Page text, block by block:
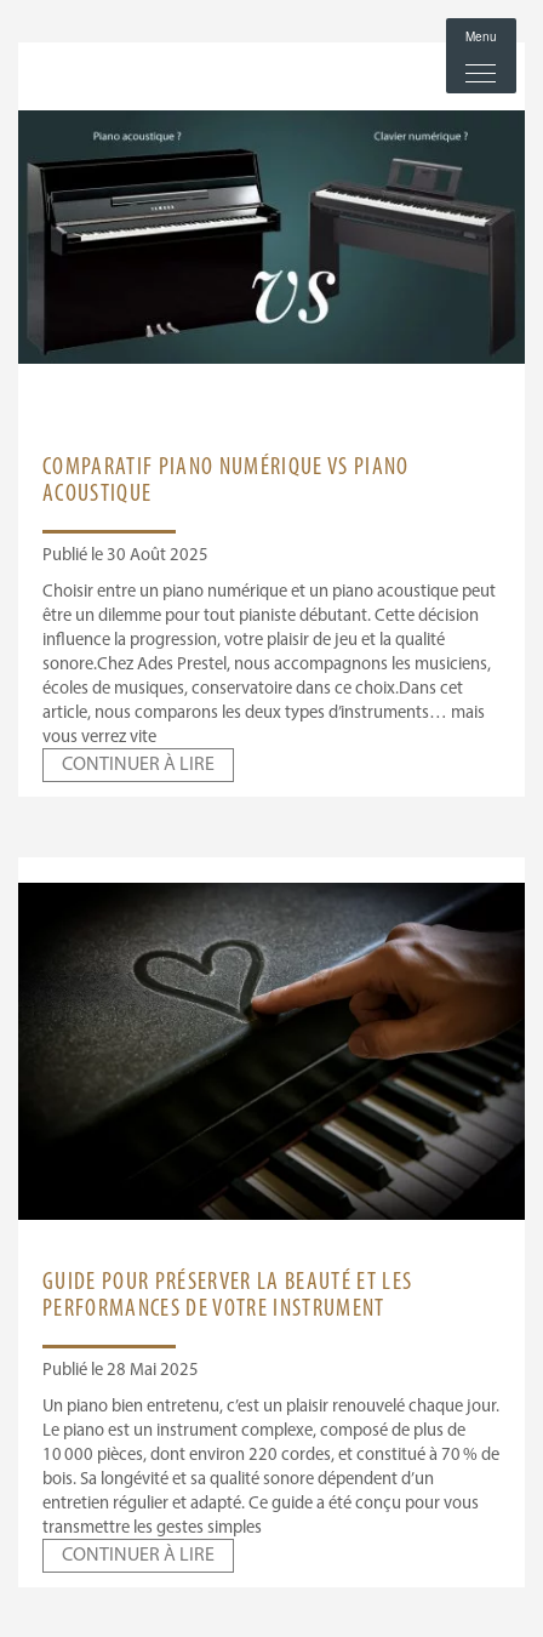
COMPARATIF PIANO NUMÉRIQUE VS PIANO
ACOUSTIQUE
Publié le 30 Août 2025
Choisir entre un piano numérique et un piano acoustique peut
être un dilemme pour tout pianiste débutant. Cette décision
influence la progression, votre plaisir de jeu et la qualité
sonore.Chez Ades Prestel, nous accompagnons les musiciens,
écoles de musiques, conservatoire dans ce choix.Dans cet
article, nous comparons les deux types d’instruments… mais
vous verrez vite
CONTINUER À LIRE
GUIDE POUR PRÉSERVER LA BEAUTÉ ET LES
PERFORMANCES DE VOTRE INSTRUMENT
Publié le 28 Mai 2025
Un piano bien entretenu, c’est un plaisir renouvelé chaque jour.
Le piano est un instrument complexe, composé de plus de
10 000 pièces, dont environ 220 cordes, et constitué à 70 % de
bois. Sa longévité et sa qualité sonore dépendent d’un
entretien régulier et adapté. Ce guide a été conçu pour vous
transmettre les gestes simples
CONTINUER À LIRE
Menu